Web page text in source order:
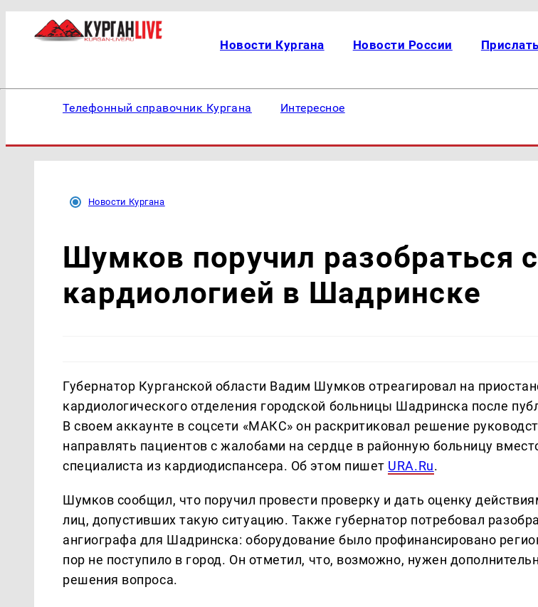
Новости Кургана Новости России
Телефонный справочник Кургана Интересное
Новости Кургана
Шумков поручил разобраться с
кардиологией в Шадринске
Губернатор Курганской области Вадим Шумков отреагировал на
кардиологического отделения городской больницы Шадринска после
В своем аккаунте в соцсети «МАКС» он раскритиковал решение
направлять пациентов с жалобами на сердце в районную больницу
специалиста из кардиодиспансера. Об этом пишет URA.Ru.
Шумков сообщил, что поручил провести проверку и дать оценку
лиц, допустивших такую ситуацию. Также губернатор потребовал
ангиографа для Шадринска: оборудование было профинансировано
пор не поступило в город. Он отметил, что, возможно, нужен
решения вопроса.